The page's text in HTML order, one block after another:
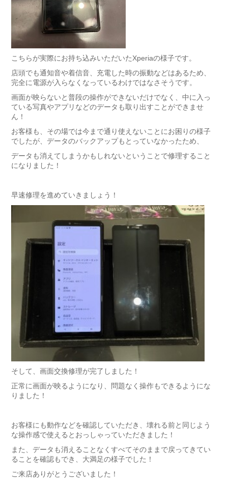
こちらが実際にお持ち込みいただいたXperiaの様子です。
店頭でも通知音や着信音、充電した時の振動などはあるため、
完全に電源が入らなくなっているわけではなさそうです。
画面が映らないと普段の操作ができないだけでなく、中に入っ
ている写真やアプリなどのデータも取り出すことができませ
ん！
お客様も、その場では今まで通り使えないことにお困りの様子
でしたが、データのバックアップもとっていなかったため、
データも消えてしまうかもしれないということで修理すること
になりました！
早速修理を進めていきましょう！
そして、画面交換修理が完了しました！
正常に画面が映るようになり、問題なく操作もできるようにな
りました！
お客様にも動作などを確認していただき、壊れる前と同じよう
な操作感で使えるとおっしゃっていただきました！
また、データも消えることなくすべてそのままで戻ってきてい
ることを確認もでき、大満足の様子でした！
ご来店ありがとうございました！